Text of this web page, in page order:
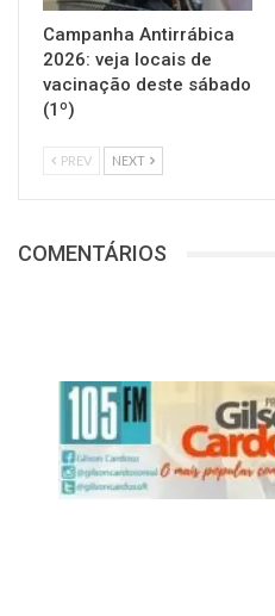
Campanha Antirrábica
2026: veja locais de
vacinação deste sábado
(1º)
PREV NEXT
COMENTÁRIOS